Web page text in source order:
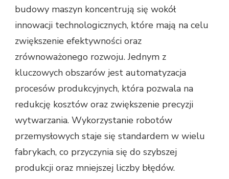
budowy maszyn koncentrują się wokół
innowacji technologicznych, które mają na celu
zwiększenie efektywności oraz
zrównoważonego rozwoju. Jednym z
kluczowych obszarów jest automatyzacja
procesów produkcyjnych, która pozwala na
redukcję kosztów oraz zwiększenie precyzji
wytwarzania. Wykorzystanie robotów
przemysłowych staje się standardem w wielu
fabrykach, co przyczynia się do szybszej
produkcji oraz mniejszej liczby błędów.